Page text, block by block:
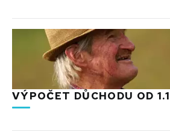
VÝPOČET DŮCHODU OD